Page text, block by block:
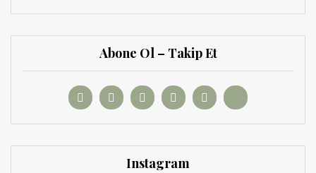
Abone Ol – Takip Et
Instagram